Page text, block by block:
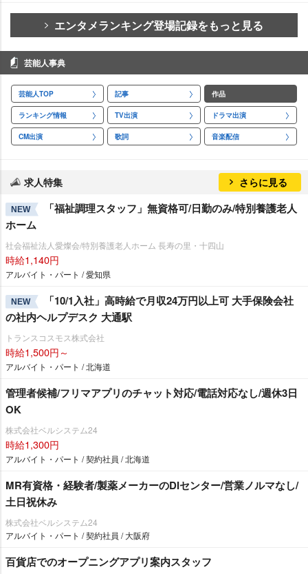
エンタメランキング登場記録をもっと見る
芸能人事典
芸能人TOP 記事 作品
ランキング情報 TV出演 ドラマ出演
CM出演 歌詞 音楽配信
求人特集 さらに見る
NEW
「福祉調理スタッフ」無資格可/日勤のみ/特別養護老人
ホーム
社会福祉法人愛燦会/特別養護老人ホーム 長寿の里・十四山
時給1,140円
アルバイト・パート / 愛知県
NEW
「10/1入社」高時給で月収24万円以上可 大手保険会社
の社内ヘルプデスク 大通駅
トランスコスモス株式会社
時給1,500円～
アルバイト・パート / 北海道
管理者候補/フリマアプリのチャット対応/電話対応なし/週休3日
OK
株式会社ベルシステム24
時給1,300円
アルバイト・パート / 契約社員 / 北海道
MR有資格・経験者/製薬メーカーのDIセンター/営業ノルマなし/
土日祝休み
株式会社ベルシステム24
アルバイト・パート / 契約社員 / 大阪府
百貨店でのオープニングアプリ案内スタッフ